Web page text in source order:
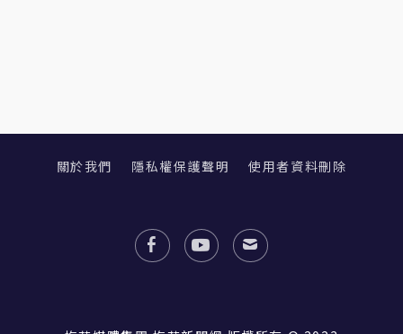
關於我們 隱私權保護聲明 使用者資料刪除